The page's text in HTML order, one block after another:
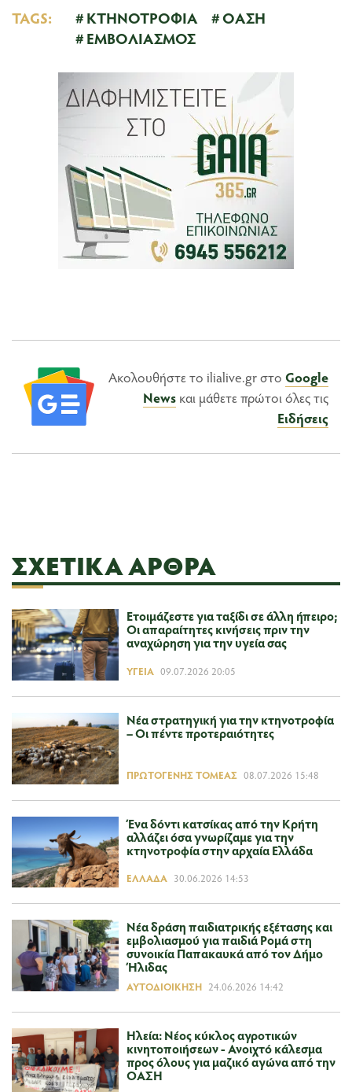
TAGS: ΚΤΗΝΟΤΡΟΦΙΑ
ΟΑΣΗ
ΕΜΒΟΛΙΑΣΜΟΣ
Ακολουθήστε το ilialive.gr στο Google
News και μάθετε πρώτοι όλες τις
Ειδήσεις
ΣΧΕΤΙΚΆ ΆΡΘΡΑ
Ετοιμάζεστε για ταξίδι σε άλλη ήπειρο;
Οι απαραίτητες κινήσεις πριν την
αναχώρηση για την υγεία σας
ΥΓΕΊΑ 09.07.2026 20:05
Νέα στρατηγική για την κτηνοτροφία
– Οι πέντε προτεραιότητες
ΠΡΩΤΟΓΕΝΉΣ ΤΟΜΈΑΣ 08.07.2026 15:48
Ένα δόντι κατσίκας από την Κρήτη
αλλάζει όσα γνωρίζαμε για την
κτηνοτροφία στην αρχαία Ελλάδα
ΕΛΛΆΔΑ 30.06.2026 14:53
Νέα δράση παιδιατρικής εξέτασης και
εμβολιασμού για παιδιά Ρομά στη
συνοικία Παπακαυκά από τον Δήμο
Ήλιδας
ΑΥΤΟΔΙΟΊΚΗΣΗ 24.06.2026 14:42
Ηλεία: Νέος κύκλος αγροτικών
κινητοποιήσεων - Ανοιχτό κάλεσμα
προς όλους για μαζικό αγώνα από την
ΟΑΣΗ